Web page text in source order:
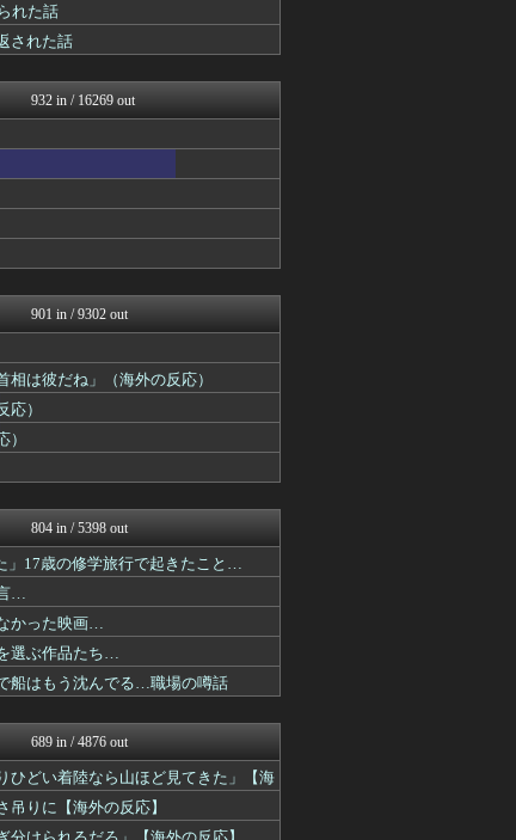
ボールパーク速報 海外の反...
海外の万国反応記＠海外の反...
海外トークログ
ハウメニージャパン！
世界の憂鬱 海外・韓国の反...
Ask Reddit まと...
ボールパーク速報 海外の反...
マニア・オブ・フットボール...
海外トークログ
HANO-K
アニメリアクト
ポーランドボール 翻訳
海外さんいらっしゃい 海外...
ハウメニージャパン！
世界の憂鬱 海外・韓国の反...
みんな知ってた？【海外の反...
海外の反応リサーチ
れた話
された話
932 in / 16269 out
901 in / 9302 out
は彼だね」（海外の反応）
）
804 in / 5398 out
」17歳の修学旅行で起きたこと…
…
かった映画…
選ぶ作品たち…
船はもう沈んでる…職場の噂話
689 in / 4876 out
ひどい着陸なら山ほど見てきた」【海
りに【海外の反応】